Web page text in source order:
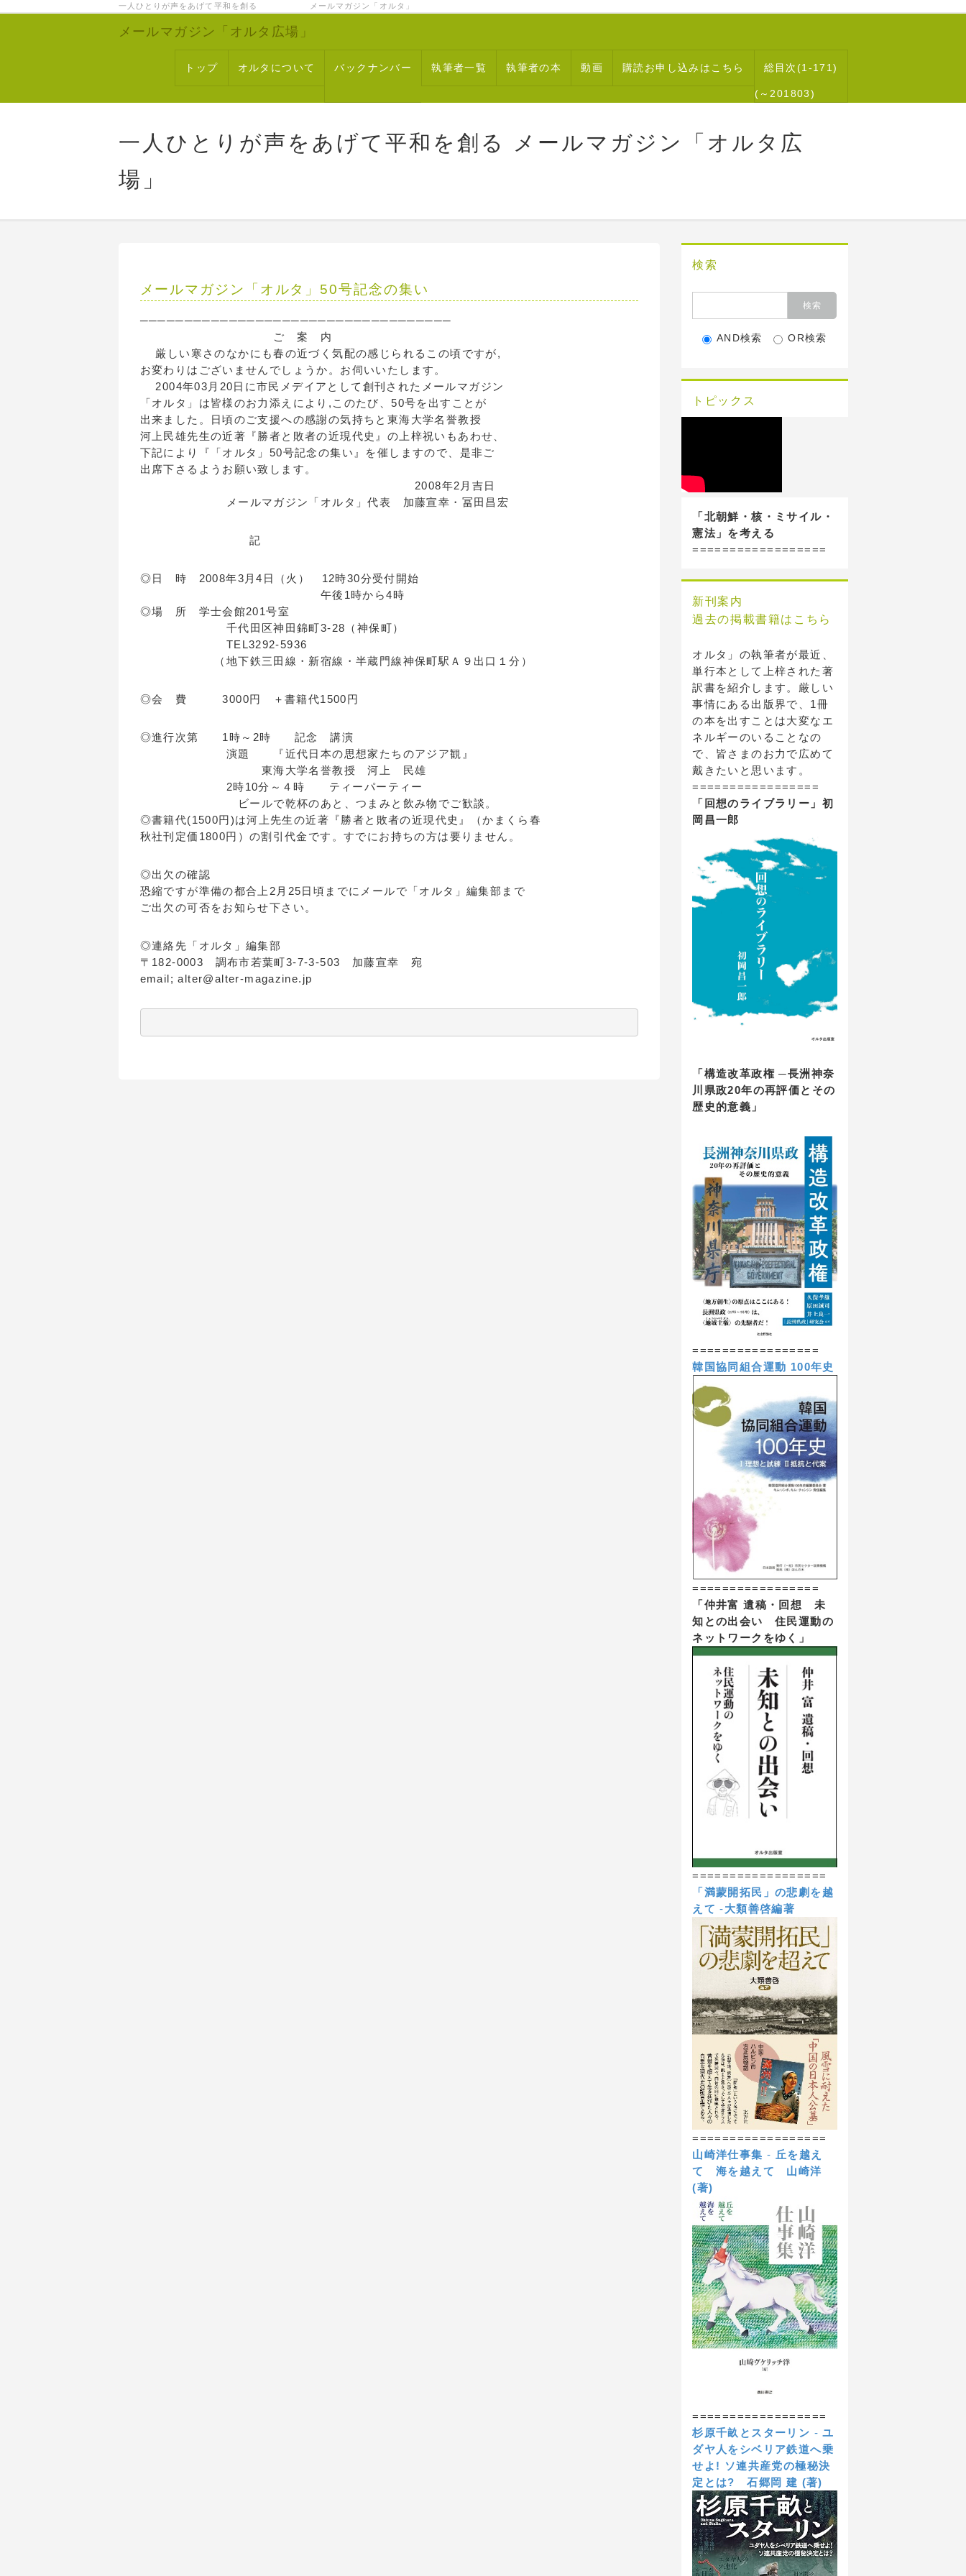
一人ひとりが声をあげて平和を創る メールマガジン「オルタ」
メールマガジン「オルタ広場」
トップ オルタについて バックナンバー 執筆者一覧 執筆者の本 動画 購読お申し込みはこちら 総目次(1-171)
(～201803)
一人ひとりが声をあげて平和を創る メールマガジン「オルタ広
場」
メールマガジン「オルタ」50号記念の集い
───────────────────────────────────
ご 案 内
厳しい寒さのなかにも春の近づく気配の感じられるこの頃ですが,
お変わりはございませんでしょうか。お伺いいたします。
2004年03月20日に市民メデイアとして創刊されたメールマガジン
「オルタ」は皆様のお力添えにより,このたび、50号を出すことが
出来ました。日頃のご支援への感謝の気持ちと東海大学名誉教授
河上民雄先生の近著『勝者と敗者の近現代史』の上梓祝いもあわせ、
下記により『「オルタ」50号記念の集い』を催しますので、是非ご
出席下さるようお願い致します。
2008年2月吉日
メールマガジン「オルタ」代表 加藤宣幸・冨田昌宏
記
◎日 時 2008年3月4日（火） 12時30分受付開始
午後1時から4時
◎場 所 学士会館201号室
千代田区神田錦町3-28（神保町）
TEL3292-5936
（地下鉄三田線・新宿線・半蔵門線神保町駅Ａ９出口１分）
◎会 費 3000円 ＋書籍代1500円
◎進行次第 1時～2時 記念 講演
演題 『近代日本の思想家たちのアジア観』
東海大学名誉教授 河上 民雄
2時10分～４時 ティーパーティー
ビールで乾杯のあと、つまみと飲み物でご歓談。
◎書籍代(1500円)は河上先生の近著『勝者と敗者の近現代史』（かまくら春
秋社刊定価1800円）の割引代金です。すでにお持ちの方は要りません。
◎出欠の確認
恐縮ですが準備の都合上2月25日頃までにメールで「オルタ」編集部まで
ご出欠の可否をお知らせ下さい。
◎連絡先「オルタ」編集部
〒182-0003 調布市若葉町3-7-3-503 加藤宣幸 宛
email; alter@alter-magazine.jp
検索
AND検索 OR検索
トピックス
「北朝鮮・核・ミサイル・
憲法」を考える
==================
新刊案内
過去の掲載書籍はこちら
オルタ」の執筆者が最近、
単行本として上梓された著
訳書を紹介します。厳しい
事情にある出版界で、1冊
の本を出すことは大変なエ
ネルギーのいることなの
で、皆さまのお力で広めて
戴きたいと思います。
=================
「回想のライブラリー」初
岡昌一郎
「構造改革政権 ─長洲神奈
川県政20年の再評価とその
歴史的意義」
=================
韓国協同組合運動 100年史
=================
「仲井富 遺稿・回想 未
知との出会い 住民運動の
ネットワークをゆく」
==================
「満蒙開拓民」の悲劇を越
えて -大類善啓編著
==================
山崎洋仕事集 - 丘を越え
て 海を越えて
山崎洋
(著)
==================
杉原千畝とスターリン -ユ
ダヤ人をシベリア鉄道へ乗
せよ! ソ連共産党の極秘決
定とは?
石郷岡 建 (著)